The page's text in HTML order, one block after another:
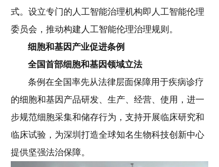
式。设立专门的人工智能治理机构即人工智能伦理
委员会，推动构建人工智能伦理治理规则。
细胞和基因产业促进条例
全国首部细胞和基因领域立法
条例在全国率先从法律层面保障用于疾病诊疗
的细胞和基因产品研发、生产、经营、使用，进一
步规范细胞采集和储存行为，支持开展临床研究和
临床试验，为深圳打造全球知名生物科技创新中心
提供坚强法治保障。